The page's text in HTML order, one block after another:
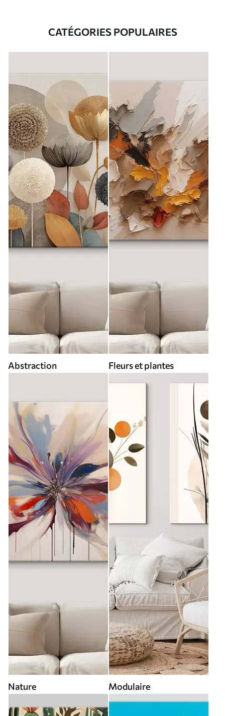
CATÉGORIES POPULAIRES
Abstraction Fleurs et plantes
Nature Modulaire